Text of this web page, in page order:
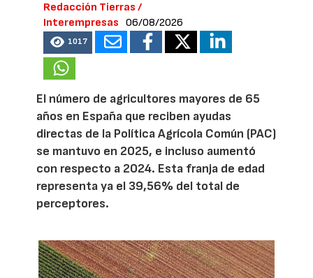
Redacción Tierras /
Interempresas
06/08/2026
1017
El número de agricultores mayores de 65
años en España que reciben ayudas
directas de la Política Agrícola Común (PAC)
se mantuvo en 2025, e incluso aumentó
con respecto a 2024. Esta franja de edad
representa ya el 39,56% del total de
perceptores.